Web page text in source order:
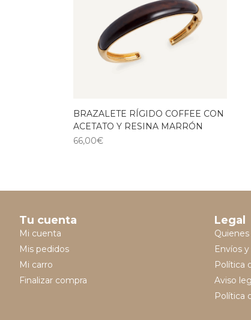
BRAZALETE RÍGIDO COFFEE CON
ACETATO Y RESINA MARRÓN
66,00€
Tu cuenta
Mi cuenta
Mis pedidos
Mi carro
Finalizar compra
Legal
Envíos
Política
Aviso
Política